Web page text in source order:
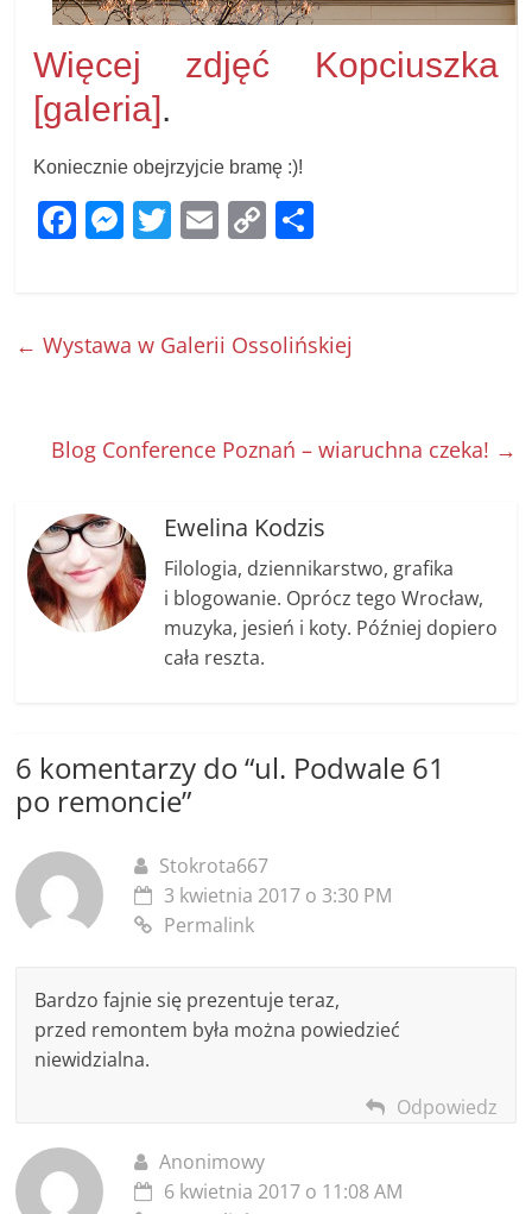
Więcej zdjęć Kopciuszka
[galeria].
Koniecznie obejrzyjcie bramę :)!
F
e
o
M
e
er
T
er
E
l
C
y
k
e
← Wystawa w Galerii Ossolińskiej
Blog Conference Poznań – wiaruchna czeka! →
Ewelina Kodzis
Filologia, dziennikarstwo, grafika
i blogowanie. Oprócz tego Wrocław,
muzyka, jesień i koty. Później dopiero
cała reszta.
6 komentarzy do “ul. Podwale 61
po remoncie”
Stokrota667
3 kwietnia 2017 o 3:30 PM
Permalink
Bardzo fajnie się prezentuje teraz,
przed remontem była można powiedzieć
niewidzialna.
Odpowiedz
Anonimowy
6 kwietnia 2017 o 11:08 AM